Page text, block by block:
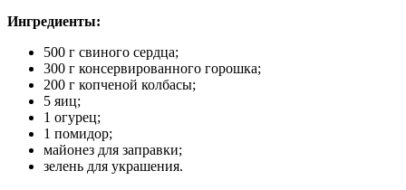
Ингредиенты:
500 г свиного сердца;
300 г консервированного горошка;
200 г копченой колбасы;
5 яиц;
1 огурец;
1 помидор;
майонез для заправки;
зелень для украшения.